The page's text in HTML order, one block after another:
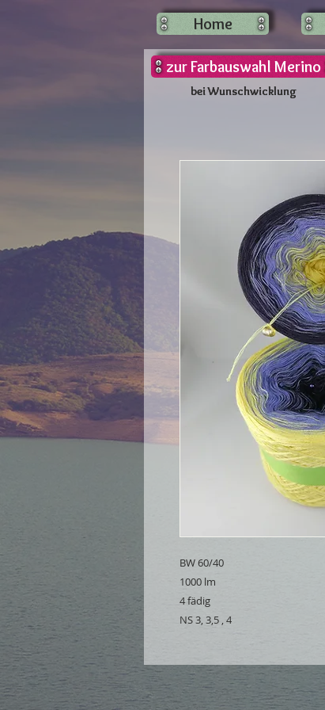
Home
BW 60/40
1000 lm
4 fädig
NS 3, 3,5 , 4
bei Wunschwicklung
bei Wunschwicklung
zur Farbauswahl Merino